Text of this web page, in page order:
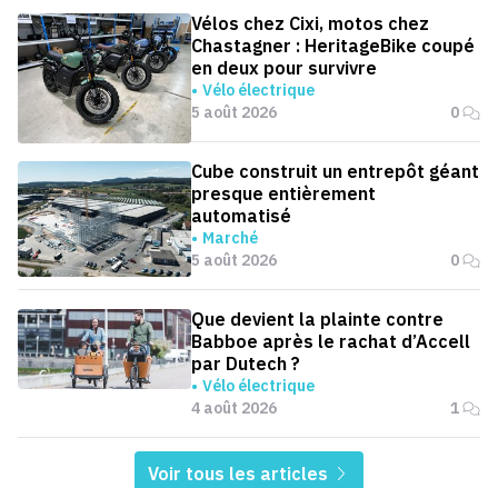
Vélos chez Cixi, motos chez
Chastagner : HeritageBike coupé
en deux pour survivre
Vélo électrique
5 août 2026
0
Cube construit un entrepôt géant
presque entièrement
automatisé
Marché
5 août 2026
0
Que devient la plainte contre
Babboe après le rachat d’Accell
par Dutech ?
Vélo électrique
4 août 2026
1
Voir tous les articles